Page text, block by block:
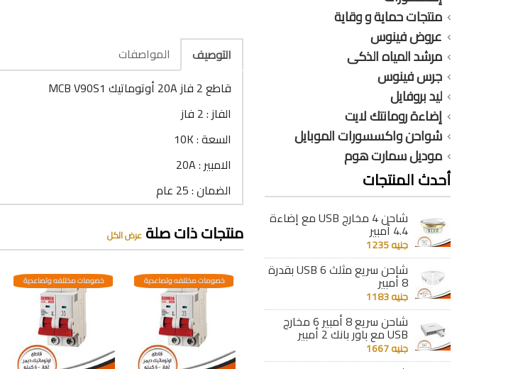
منتجات حماية و وقاية
عروض فينوس
مرشد المياه الذكى
جرس فينوس
ليد بروفايل
إضاءة رومانتك لايت
شواحن واكسسورات الموبايل
موديل سمارت هوم
أحدث المنتجات
شاحن 4 مخارج USB مع إضاءة
4.4 أمبير
جنيه 1235
شاحن سريع مثلث 6 USB بقدرة
8 أمبير
جنيه 1183
شاحن سريع 8 أمبير 6 مخارج
USB مع باور بانك 2 أمبير
جنيه 1667
التوصيف
المواصفات
قاطع 2 فاز 20A أوتوماتيك MCB V90S1
الفاز : 2 فاز
السعة : 10K
الامبير : 20A
الضمان : 25 عام
منتجات ذات صلةعرض الكل
خصومات مختلفه وتصاعدية خصومات مختلفه وتصاعدية خصومات مختلفه وتصاعدية خصومات مختلفه وتصاعدية